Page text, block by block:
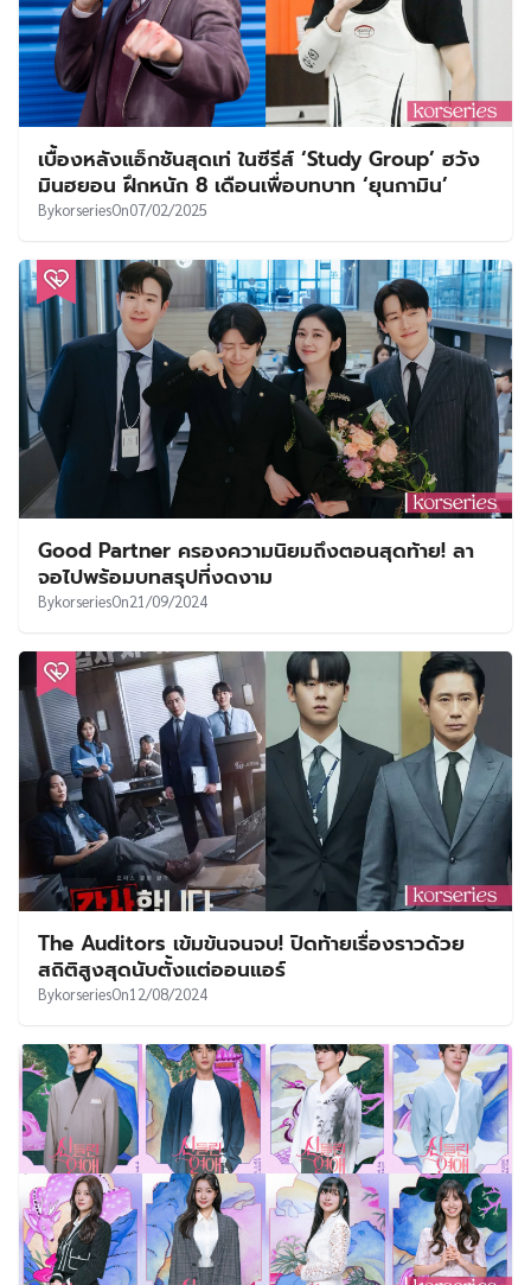
เบื้องหลังแอ็กชันสุดเท่ ในซีรีส์ ‘Study Group’ ฮวัง
มินฮยอน ฝึกหนัก 8 เดือนเพื่อบทบาท ‘ยุนกามิน’
BykorseriesOn07/02/2025
Good Partner ครองความนิยมถึงตอนสุดท้าย! ลา
จอไปพร้อมบทสรุปที่งดงาม
BykorseriesOn21/09/2024
The Auditors เข้มข้นจนจบ! ปิดท้ายเรื่องราวด้วย
สถิติสูงสุดนับตั้งแต่ออนแอร์
BykorseriesOn12/08/2024